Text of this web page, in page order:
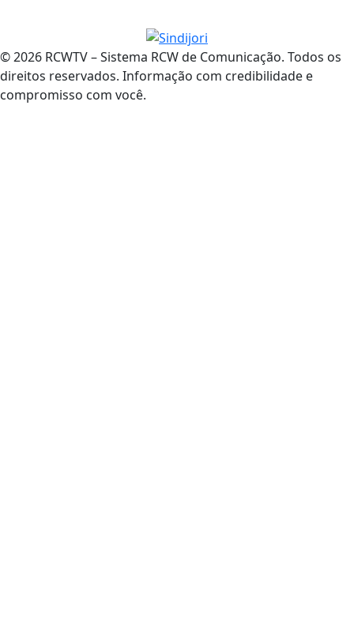
© 2026 RCWTV – Sistema RCW de Comunicação. Todos os
direitos reservados. Informação com credibilidade e
compromisso com você.